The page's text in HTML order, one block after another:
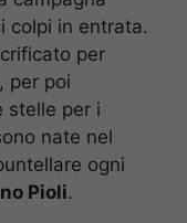
colpi in entrata.
per
per poi
stelle per i
nate nel
ogni
Pioli.